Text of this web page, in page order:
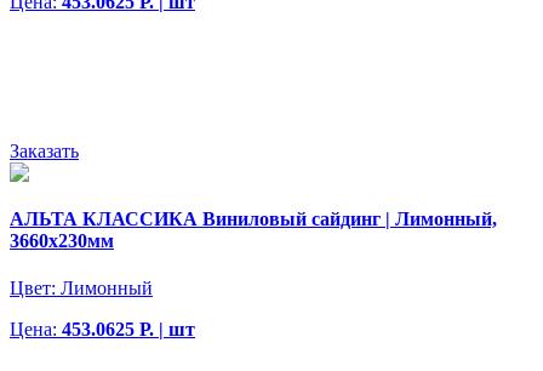
Заказать
АЛЬТА КЛАССИКА Виниловый сайдинг | Лимонный,
3660х230мм
Цвет: Лимонный
Цена: 453.0625 Р. | шт